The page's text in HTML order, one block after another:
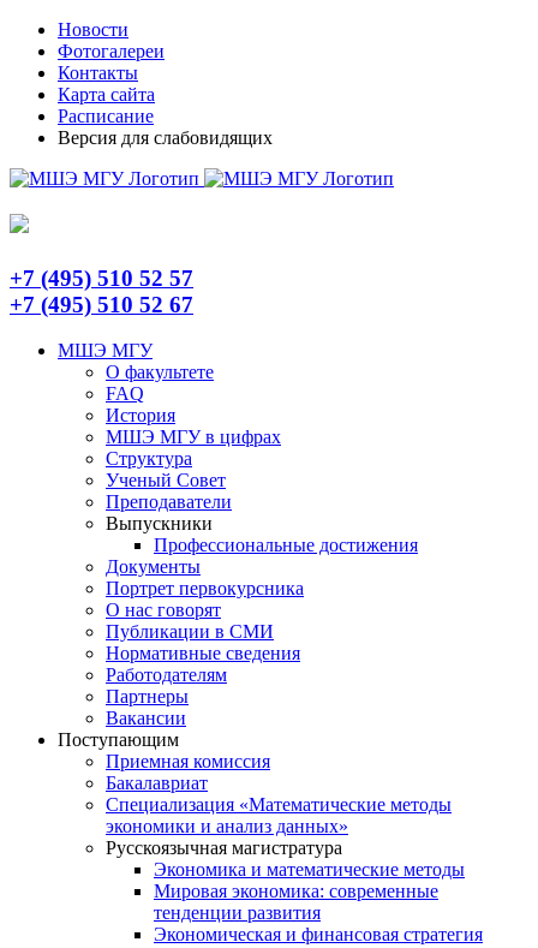
Skip
content
TelegramНовости
Фотогалереи
Контакты
Карта сайта
Расписание
Версия для слабовидящих
+7 (495) 510 52 57
+7 (495) 510 52 67
МШЭ МГУ
О факультете
FAQ
История
МШЭ МГУ в цифрах
Структура
Ученый Совет
Преподаватели
Выпускники
Профессиональные достижения
Документы
Портрет первокурсника
О нас говорят
Публикации в СМИ
Нормативные сведения
Работодателям
Партнеры
Вакансии
Поступающим
Приемная комиссия
Бакалавриат
Специализация «Математические методы
экономики и анализ данных»
Русскоязычная магистратура
Экономика и математические методы
Мировая экономика: современные
тенденции развития
Экономическая и финансовая стратегия